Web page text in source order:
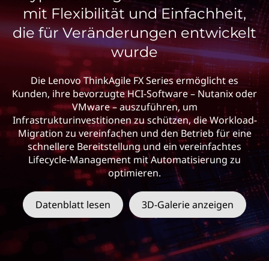
mit Flexibilität und Einfachheit,
die für Veränderungen entwickelt
wurde
Die Lenovo ThinkAgile FX Series ermöglicht es
Kunden, ihre bevorzugte HCI-Software – Nutanix oder
VMware – auszuführen, um
Infrastrukturinvestitionen zu schützen, die Workload-
Migration zu vereinfachen und den Betrieb für eine
schnellere Bereitstellung und ein vereinfachtes
Lifecycle-Management mit Automatisierung zu
optimieren.
Datenblatt lesen 3D-Galerie anzeigen